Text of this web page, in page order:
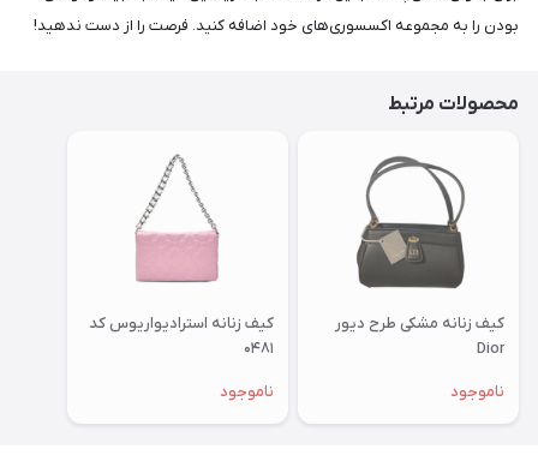
بودن را به مجموعه اکسسوری‌های خود اضافه کنید. فرصت را از دست ندهید!
محصولات مرتبط
کیف زنانه مشکی طرح دیور
Dior
ناموجود
کیف زنانه استرادیواریوس کد
۰۴۸۱
ناموجود